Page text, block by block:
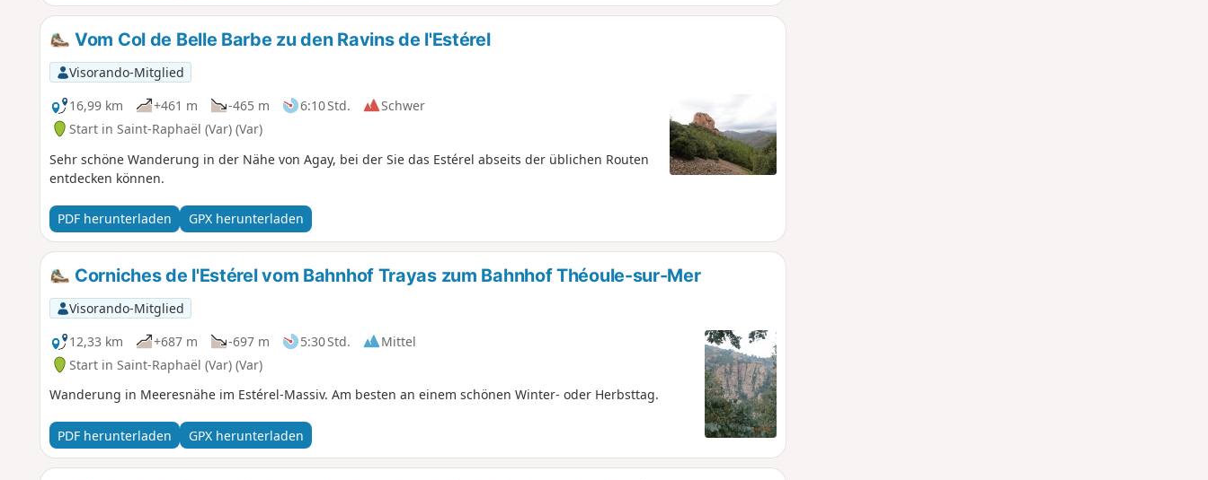
Vom Col de Belle Barbe zu den Ravins de l'Estérel
Visorando-Mitglied
16,99 km
+461 m -465 m 6:10 Std.
Schwer
Start in Saint-Raphaël (Var) (Var)
Sehr schöne Wanderung in der Nähe von Agay, bei der Sie das Estérel abseits der üblichen Routen
entdecken können.
PDF herunterladen GPX herunterladen
Corniches de l'Estérel vom Bahnhof Trayas zum Bahnhof Théoule-sur-Mer
Visorando-Mitglied
12,33 km
+687 m -697 m 5:30 Std.
Mittel
Start in Saint-Raphaël (Var) (Var)
Wanderung in Meeresnähe im Estérel-Massiv. Am besten an einem schönen Winter- oder Herbsttag.
PDF herunterladen GPX herunterladen